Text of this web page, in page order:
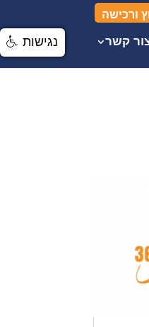
ורכישה
קשר נגישות